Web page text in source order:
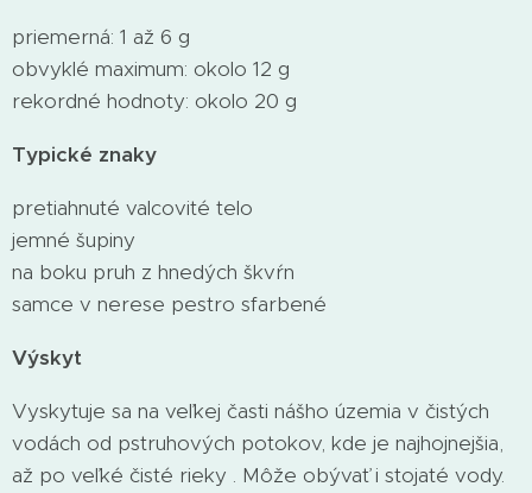
priemerná: 1 až 6 g
obvyklé maximum: okolo 12 g
rekordné hodnoty: okolo 20 g
Typické znaky
pretiahnuté valcovité telo
jemné šupiny
na boku pruh z hnedých škvŕn
samce v nerese pestro sfarbené
Výskyt
Vyskytuje sa na veľkej časti nášho územia v čistých
vodách od pstruhových potokov, kde je najhojnejšia,
až po veľké čisté rieky . Môže obývať i stojaté vody.